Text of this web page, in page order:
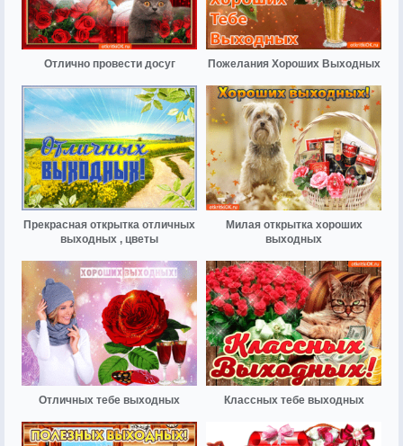
Отлично провести досуг Пожелания Хороших Выходных
Прекрасная открытка отличных
выходных , цветы
Милая открытка хороших
выходных
Отличных тебе выходных Классных тебе выходных